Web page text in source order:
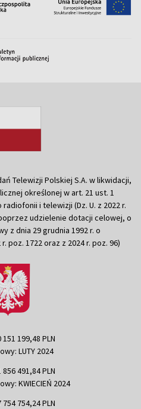
Telewizji Polskiej S.A. w likwidacji,
określonej w art. 21 ust. 1
i telewizji (Dz. U. z 2022 r.
udzielenie dotacji celowej, o
z dnia 29 grudnia 1992 r. o
poz. 1722 oraz z 2024 r. poz. 96)
199,48 PLN
LUTY 2024
491,84 PLN
KWIECIEŃ 2024
754,24 PLN